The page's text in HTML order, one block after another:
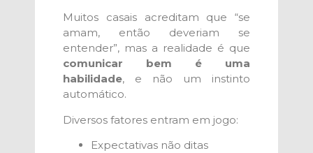
Muitos casais acreditam que “se
amam, então deveriam se
entender”, mas a realidade é que
comunicar bem é uma
habilidade, e não um instinto
automático.
Diversos fatores entram em jogo:
Expectativas não ditas